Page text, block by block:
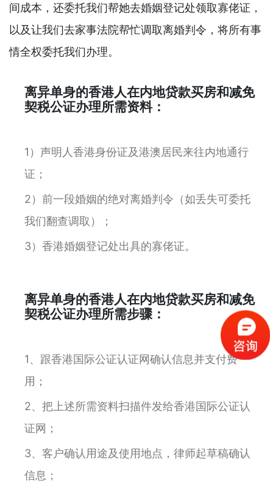
间成本，还委托我们帮她去婚姻登记处领取寡佬证，
以及让我们去家事法院帮忙调取离婚判令，将所有事
情全权委托我们办理。
离异单身的香港人在内地贷款买房和减免
契税公证办理所需资料：
1）声明人香港身份证及港澳居民来往内地通行
证；
2）前一段婚姻的绝对离婚判令（如丢失可委托
我们翻查调取）；
3）香港婚姻登记处出具的寡佬证。
离异单身的香港人在内地贷款买房和减免
契税公证办理所需步骤：
1、跟香港国际公证认证网确认信息并支付费
用；
2、把上述所需资料扫描件发给香港国际公证认
证网；
3、客户确认用途及使用地点，律师起草稿确认
信息；